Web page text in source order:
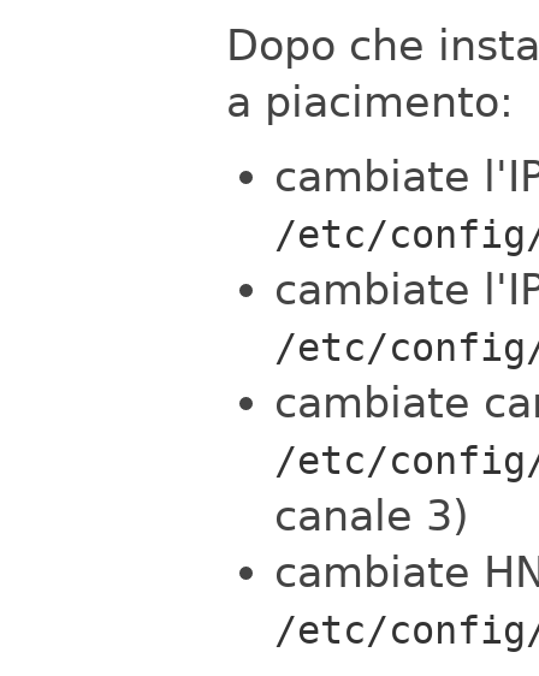
Dopo che
a piacimento:
cambiate
/etc/
cambiate
/etc/
cambiate
/etc/
canale 3)
cambiate
/etc/